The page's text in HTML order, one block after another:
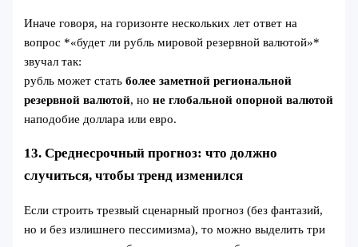
Иначе говоря, на горизонте нескольких лет ответ на
вопрос *«будет ли рубль мировой резервной валютой»*
звучал так:
рубль может статьболее заметной региональной
резервной валютой, ноне глобальной опорной валютой
наподобие доллара или евро.
13. Среднесрочный прогноз: что должно
случиться, чтобы тренд изменился
Если строить трезвый сценарный прогноз (без фантазий,
но и без излишнего пессимизма), то можно выделить три